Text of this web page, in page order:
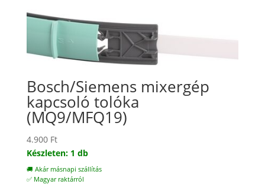
Bosch/Siemens mixergép
kapcsoló tolóka
(MQ9/MFQ19)
4.900 Ft
Készleten: 1 db
🚚 Akár másnapi szállítás
✅ Magyar raktárról